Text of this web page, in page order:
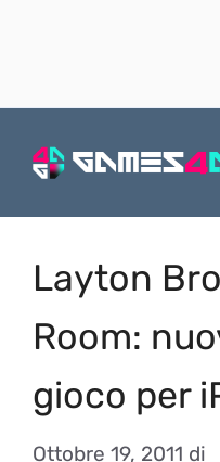
Layton
Room:
gioco per
Ottobre 19, 2011 di